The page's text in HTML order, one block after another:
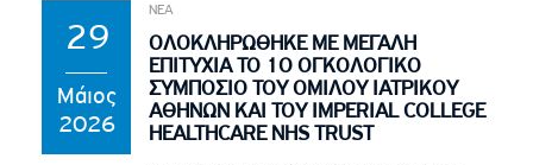
29
Μάιος
2026
ΝΕΑ
ΟΛΟΚΛΗΡΩΘΗΚΕ ΜΕ ΜΕΓΑΛΗ
ΕΠΙΤΥΧΙΑ ΤΟ 1Ο ΟΓΚΟΛΟΓΙΚΟ
ΣΥΜΠΟΣΙΟ ΤΟΥ ΟΜΙΛΟΥ ΙΑΤΡΙΚΟΥ
ΑΘΗΝΩΝ ΚΑΙ ΤΟΥ IMPERIAL COLLEGE
HEALTHCARE NHS TRUST